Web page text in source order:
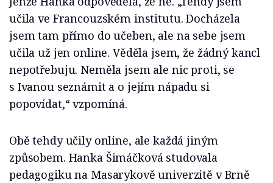
učila ve Francouzském institutu. Docházela
jsem tam přímo do učeben, ale na sebe jsem
učila už jen online. Věděla jsem, že žádný kancl
nepotřebuju. Neměla jsem ale nic proti, se
s Ivanou seznámit a o jejím nápadu si
popovídat,“ vzpomíná.
Obě tehdy učily online, ale každá jiným
způsobem. Hanka Šimáčková studovala
pedagogiku na Masarykově univerzitě v Brně